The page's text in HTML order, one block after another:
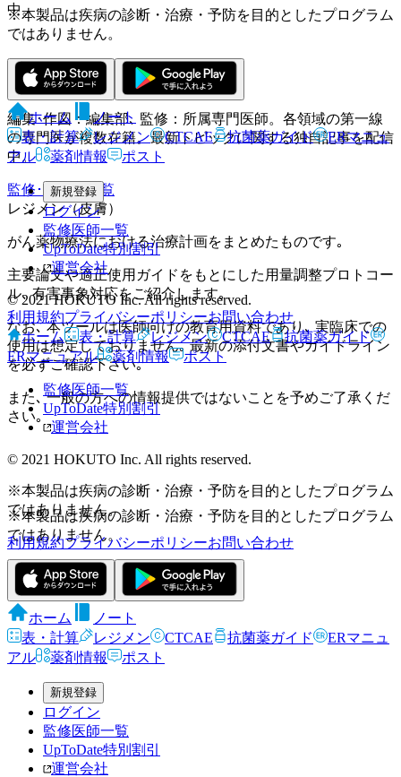
※本製品は疾病の診断・治療・予防を目的としたプログラム
ではありません。
ホーム
ノート
表・計算
レジメン CTCAE 抗菌薬ガイド
ERマニュ
アル
薬剤情報 ポスト
新規登録
ログイン
監修医師一覧
UpToDate特別割引
運営会社
© 2021 HOKUTO Inc. All rights reserved.
利用規約プライバシーポリシーお問い合わせ
ホーム
表・計算 レジメン CTCAE
抗菌薬ガイド
ERマニュアル
薬剤情報 ポスト
監修医師一覧
UpToDate特別割引
運営会社
© 2021 HOKUTO Inc. All rights reserved.
※本製品は疾病の診断・治療・予防を目的としたプログラム
ではありません。
利用規約プライバシーポリシーお問い合わせ
中。
HOKUTO編集部
編集･作図：編集部､ 監修：所属専門医師。各領域の第一線
の専門医が複数在籍。最新トピックに関する独自記事を配信
中。
監修･協力医一覧
レジメン（皮膚）
がん薬物療法における治療計画をまとめたものです｡
主要論文や適正使用ガイドをもとにした用量調整プロトコー
ル､ 有害事象対応をご紹介します｡
なお､ 本ツールは医師向けの教育用資料であり､ 実臨床での
使用は想定しておりません｡ 最新の添付文書やガイドライン
を必ずご確認下さい｡
また､ 一般の方への情報提供ではないことを予めご了承くだ
さい｡
※本製品は疾病の診断・治療・予防を目的としたプログラム
ではありません。
ホーム
ノート
表・計算
レジメン CTCAE 抗菌薬ガイド
ERマニュ
アル
薬剤情報 ポスト
新規登録
ログイン
監修医師一覧
UpToDate特別割引
運営会社